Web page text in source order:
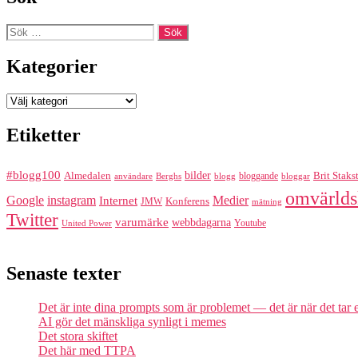
Sök
efter:
Kategorier
Kategorier
Etiketter
#blogg100 Almedalen användare Berghs bilder blogg bloggande bloggar Brit
Google instagram Internet JMW Konferens Medier mätning
Twitter United Power varumärke webbdagarna Youtube
Senaste texter
Det är inte dina prompts som är problemet — det är när det tar
AI gör det mänskliga synligt i memes
Det stora skiftet
Det här med TTPA